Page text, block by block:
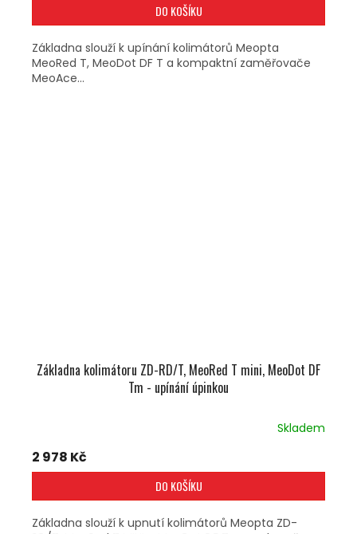
DO KOŠÍKU
Základna slouží k upínání kolimátorů Meopta
MeoRed T, MeoDot DF T a kompaktní zaměřovače
MeoAce...
Základna kolimátoru ZD-RD/T, MeoRed T mini, MeoDot DF
Tm - upínání úpinkou
Skladem
2 978 Kč
DO KOŠÍKU
Základna slouží k upnutí kolimátorů Meopta ZD-